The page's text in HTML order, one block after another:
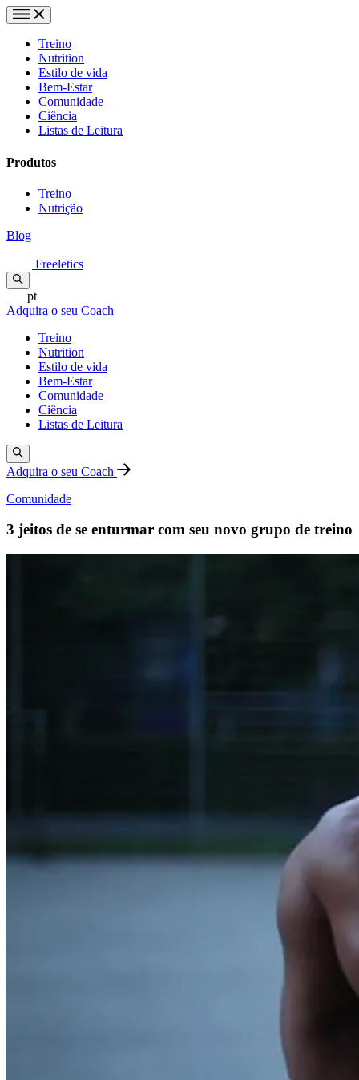
Treino
Nutrition
Estilo de vida
Bem-Estar
Comunidade
Ciência
Listas de Leitura
Produtos
Treino
Nutrição
Blog
Freeletics
pt
Adquira o seu Coach
Treino
Nutrition
Estilo de vida
Bem-Estar
Comunidade
Ciência
Listas de Leitura
Adquira o seu Coach
Comunidade
3 jeitos de se enturmar com seu novo grupo de treino